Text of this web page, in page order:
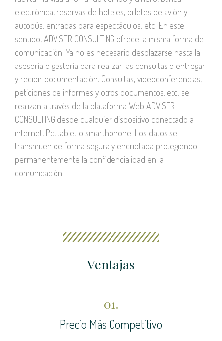
electrónica, reservas de hoteles, billetes de avión y
autobús, entradas para espectáculos, etc. En este
sentido, ADVISER CONSULTING ofrece la misma forma de
comunicación. Ya no es necesario desplazarse hasta la
asesoría o gestoría para realizar las consultas o entregar
y recibir documentación. Consultas, videoconferencias,
peticiones de informes y otros documentos, etc. se
realizan a través de la plataforma Web ADVISER
CONSULTING desde cualquier dispositivo conectado a
internet, Pc, tablet o smarthphone. Los datos se
transmiten de forma segura y encriptada protegiendo
permanentemente la confidencialidad en la
comunicación.
Ventajas
01.
Precio Más Competitivo